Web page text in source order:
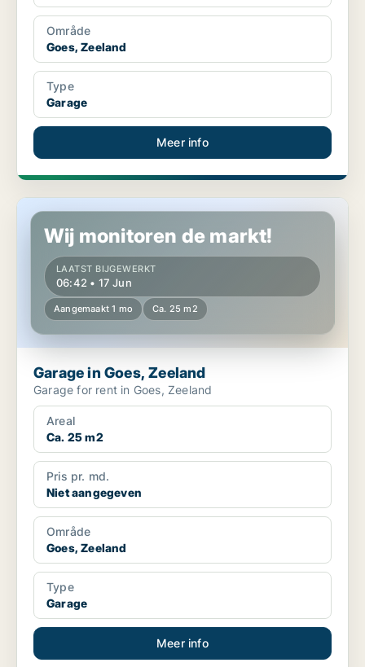
Område
Goes, Zeeland
Type
Garage
Meer info
Garage in Goes, Zeeland
Wij monitoren de markt!
LAATST BIJGEWERKT
06:42 • 17 Jun
Aangemaakt 1 mo Ca. 25 m2
Garage in Goes, Zeeland
Garage for rent in Goes, Zeeland
Areal
Ca. 25 m2
Pris pr. md.
Niet aangegeven
Område
Goes, Zeeland
Type
Garage
Meer info